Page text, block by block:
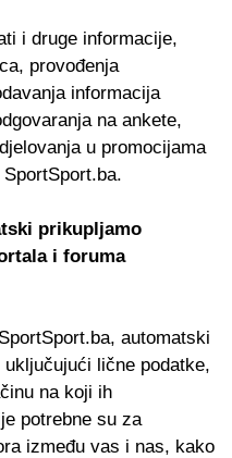
i druge informacije,
provođenja
informacija
na ankete,
u promocijama
prikupljamo
i foruma
automatski
lične podatke,
na koji ih
potrebne su za
između vas i nas, kako